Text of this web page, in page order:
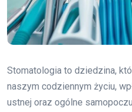
Stomatologia to dziedzina,
naszym codziennym życiu,
ustnej oraz ogólne